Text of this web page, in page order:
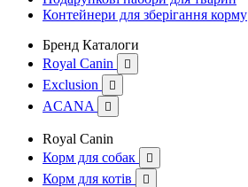
Контейнери для зберігання корму
Бренд Каталоги
Royal Canin

Exclusion 
ACANA 
Royal Canin
Корм для собак

Корм для котів 